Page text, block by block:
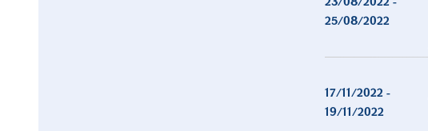
25/08/2022
17/11/2022 -
19/11/2022